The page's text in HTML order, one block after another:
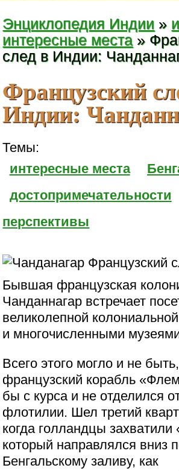
Энциклопедия Индии »
интересные места »
след в Индии:
Французский
Индии:
Темы:
интересные места
достопримечательности
перспективы
Бывшая французская
Чанданнагар встречает
великолепной
и многочисленными
Всего этого могло и не
французский корабль
бы с курса и не отделился
флотилии. Шел третий
когда голландцы захватили
который направлялся вниз
Бенгальскому заливу, как